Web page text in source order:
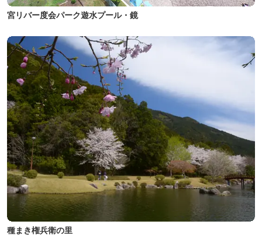
宮リバー度会パーク遊水プール・鏡
種まき権兵衛の里